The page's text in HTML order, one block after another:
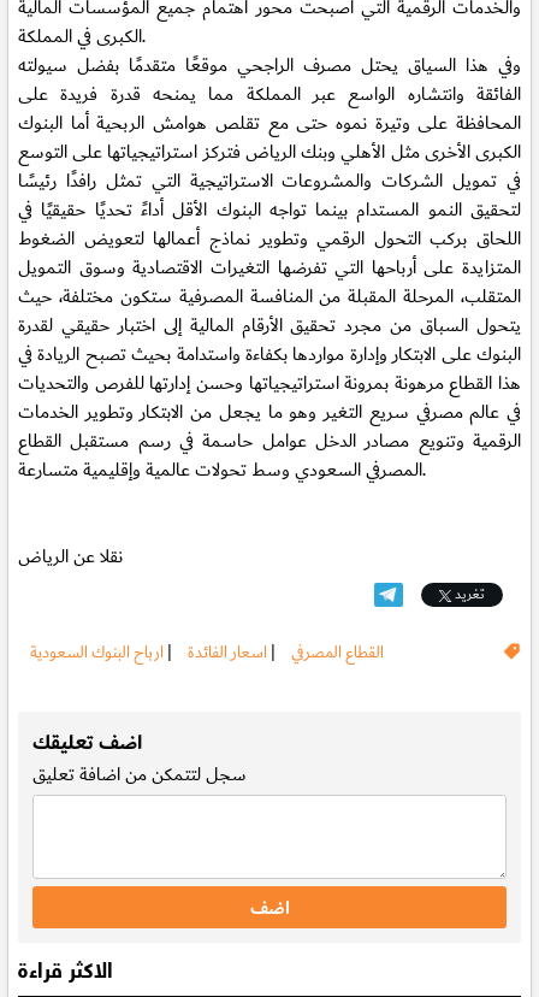
والخدمات الرقمية التي أصبحت محور اهتمام جميع المؤسسات المالية
الكبرى في المملكة.
وفي هذا السياق يحتل مصرف الراجحي موقعًا متقدمًا بفضل سيولته
الفائقة وانتشاره الواسع عبر المملكة مما يمنحه قدرة فريدة على
المحافظة على وتيرة نموه حتى مع تقلص هوامش الربحية أما البنوك
الكبرى الأخرى مثل الأهلي وبنك الرياض فتركز استراتيجياتها على التوسع
في تمويل الشركات والمشروعات الاستراتيجية التي تمثل رافدًا رئيسًا
لتحقيق النمو المستدام بينما تواجه البنوك الأقل أداءً تحديًا حقيقيًا في
اللحاق بركب التحول الرقمي وتطوير نماذج أعمالها لتعويض الضغوط
المتزايدة على أرباحها التي تفرضها التغيرات الاقتصادية وسوق التمويل
المتقلب، المرحلة المقبلة من المنافسة المصرفية ستكون مختلفة، حيث
يتحول السباق من مجرد تحقيق الأرقام المالية إلى اختبار حقيقي لقدرة
البنوك على الابتكار وإدارة مواردها بكفاءة واستدامة بحيث تصبح الريادة في
هذا القطاع مرهونة بمرونة استراتيجياتها وحسن إدارتها للفرص والتحديات
في عالم مصرفي سريع التغير وهو ما يجعل من الابتكار وتطوير الخدمات
الرقمية وتنويع مصادر الدخل عوامل حاسمة في رسم مستقبل القطاع
المصرفي السعودي وسط تحولات عالمية وإقليمية متسارعة.
نقلا عن الرياض
تغريد
القطاع المصرفي | اسعار الفائدة | ارباح البنوك السعودية
اضف تعليقك
سجللتتمكن من اضافة تعليق
الاكثر قراءة